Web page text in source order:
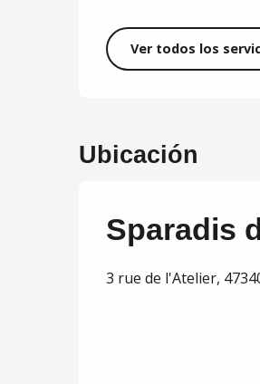
Ver todos los
Ubicación
Sparadis
3 rue de l'Atelier,